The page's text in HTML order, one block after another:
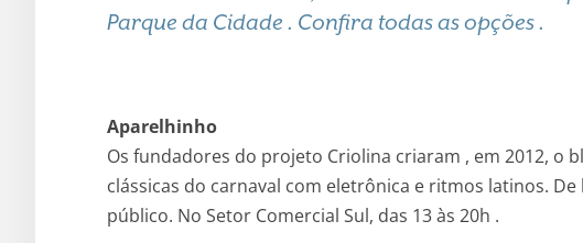
Parque da Cidade . Confira todas as opções .
Aparelhinho
Os fundadores do projeto Criolina criaram , em 2012, o
clássicas do carnaval com eletrônica e ritmos latinos.
público. No Setor Comercial Sul, das 13 às 20h .